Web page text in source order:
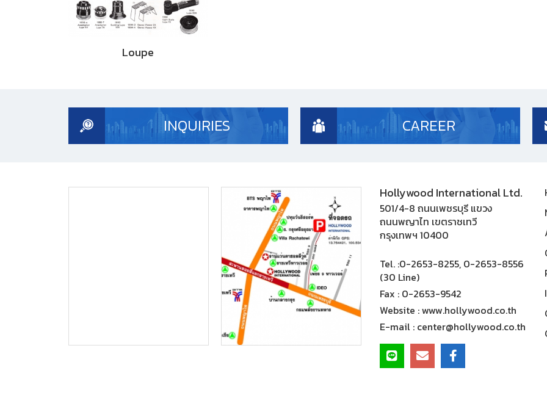
Loupe
INQUIRIES CAREER
Hollywood International Ltd.
501/4-8 ถนนเพชรบุรี แขวง
ถนนพญาไท เขตราชเทวี
กรุงเทพฯ 10400
Tel. :0-2653-8255, 0-2653-8556
(30 Line)
Fax : 0-2653-9542
Website :www.hollywood.co.th
E-mail : center@hollywood.co.th